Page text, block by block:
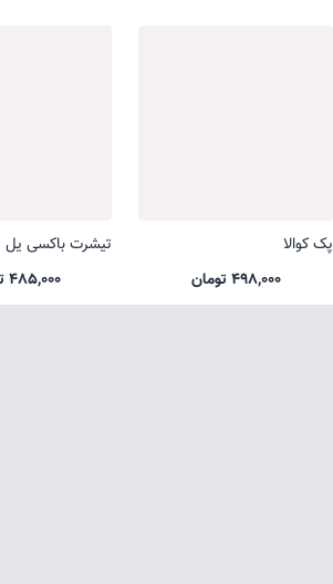
پک کوالا
498,000 تومان
تیشرت باکسی یل
485,000 تومان